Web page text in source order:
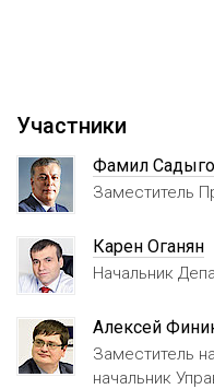
Участники
Фамил
Заместитель
Карен Оганян
Начальник
Алексей
Заместитель
начальник